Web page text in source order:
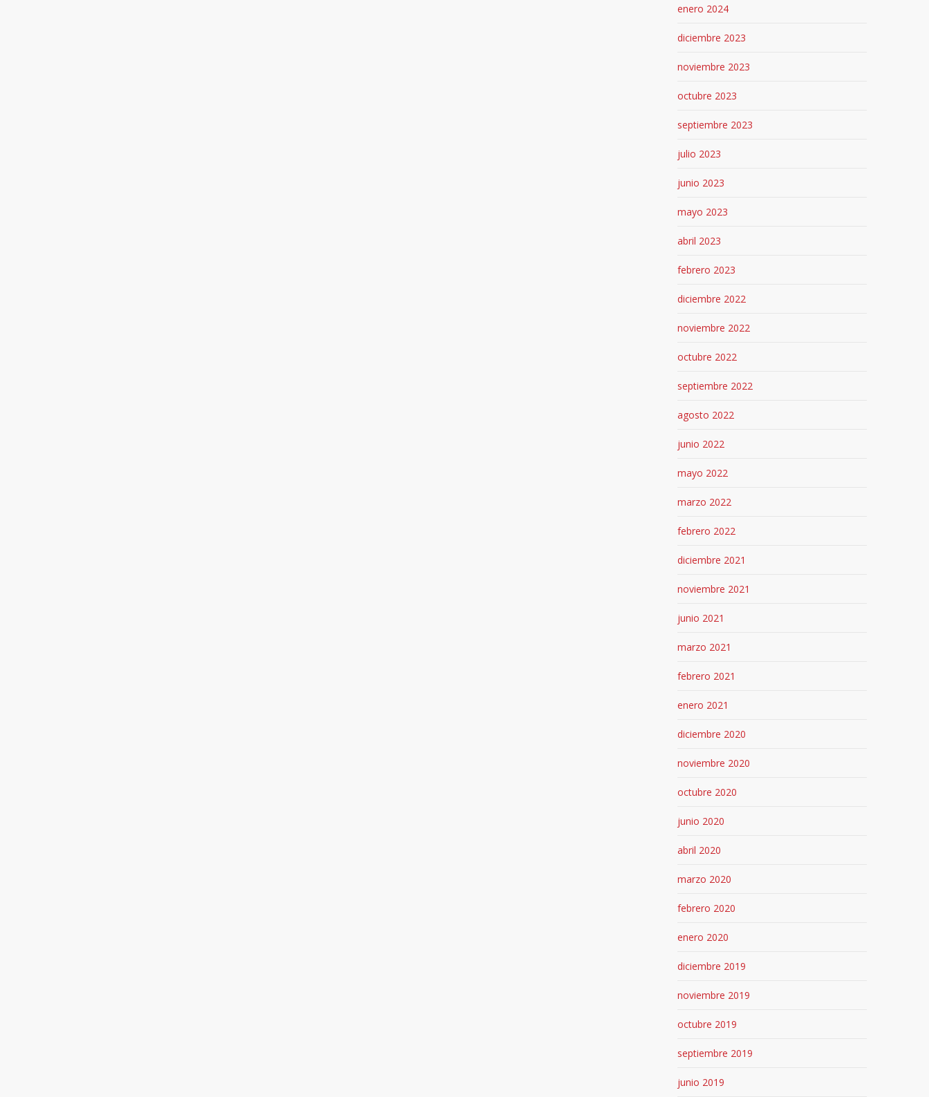
enero 2024
diciembre 2023
noviembre 2023
octubre 2023
septiembre 2023
julio 2023
junio 2023
mayo 2023
abril 2023
febrero 2023
diciembre 2022
noviembre 2022
octubre 2022
septiembre 2022
agosto 2022
junio 2022
mayo 2022
marzo 2022
febrero 2022
diciembre 2021
noviembre 2021
junio 2021
marzo 2021
febrero 2021
enero 2021
diciembre 2020
noviembre 2020
octubre 2020
junio 2020
abril 2020
marzo 2020
febrero 2020
enero 2020
diciembre 2019
noviembre 2019
octubre 2019
septiembre 2019
junio 2019